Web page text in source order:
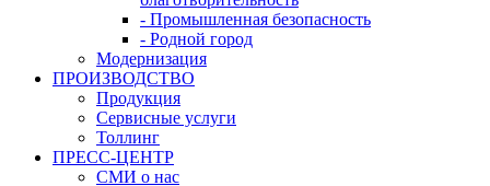
- Промышленная безопасность
- Родной город
Модернизация
ПРОИЗВОДСТВО
Продукция
Сервисные услуги
Толлинг
ПРЕСС-ЦЕНТР
СМИ о нас